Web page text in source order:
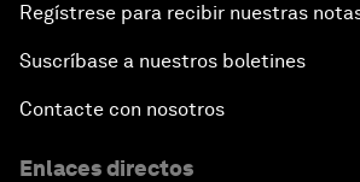
Regístrese para recibir nuestras
Suscríbase a nuestros boletines
Contacte con nosotros
Enlaces directos